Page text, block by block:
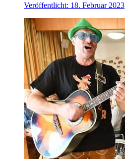
Veröffentlicht: 18. Februar 2023